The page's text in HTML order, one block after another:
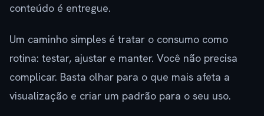
conteúdo é entregue.
Um caminho simples é tratar o consumo como
rotina: testar, ajustar e manter. Você não precisa
complicar. Basta olhar para o que mais afeta a
visualização e criar um padrão para o seu uso.